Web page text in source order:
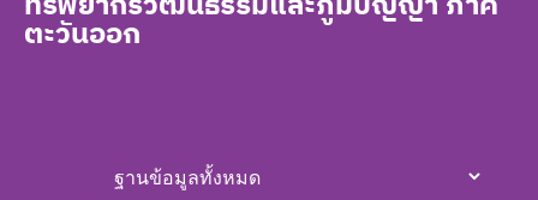
ตะวันออก